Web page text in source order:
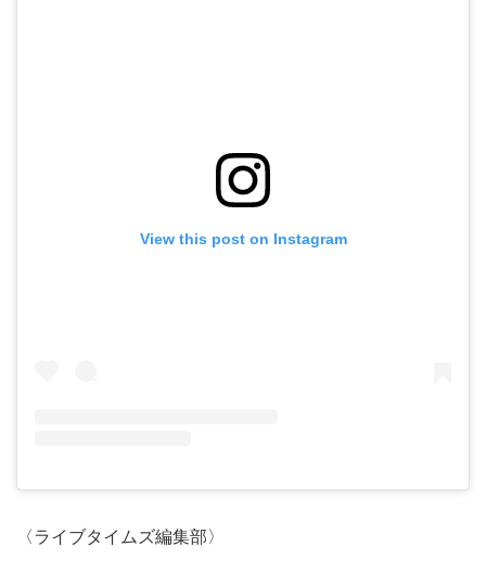
View this post on Instagram
〈ライブタイムズ編集部〉